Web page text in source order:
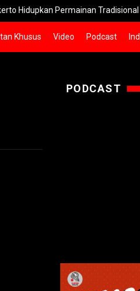
Permainan Tradisional di
Khusus Video Podcast
PODCAST